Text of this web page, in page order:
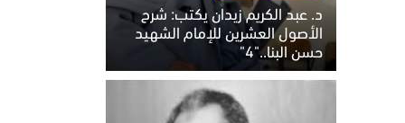
د. عبد الكريم زيدان يكتب: شرح
الأصول العشرين للإمام الشهيد
حسن البنا.."4"
الخميس 6 أغسطس 2026 10:27 ص